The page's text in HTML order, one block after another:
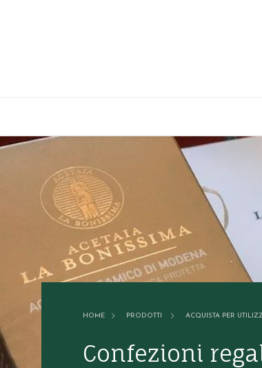
HOME PRODOTTI ACQUISTA PER
Confezioni